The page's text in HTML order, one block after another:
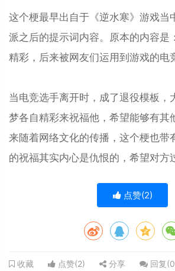
这个梗最早出自于《逆水寒》游戏当
派之后的提示词内容。原本的内容是
精彩，后来被网友们运用到游戏的电
当电竞选手离开时，成了退役模板，
梦各自精彩来祝福他，希望能够有其
来随着网络文化的传播，这个梗也带
的祝福其实内心是仇恨的，希望对方
点赞(2)
收藏 点赞(2) 分享 回复(0